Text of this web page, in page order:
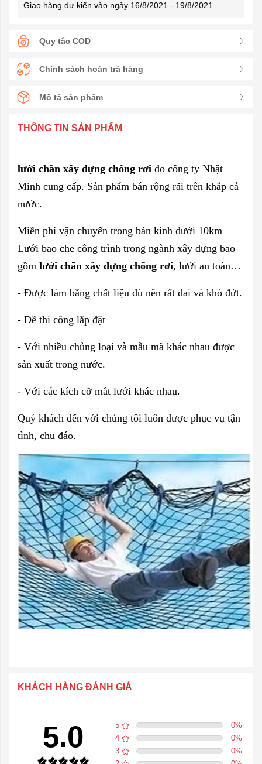
Giao hàng dự kiến vào ngày 16/8/2021 - 19/8/2021
Quy tắc COD
Chính sách hoàn trả hàng
Mô tả sản phẩm
THÔNG TIN SẢN PHẨM
lưới chắn xây dựng chống rơi do công ty Nhật
Minh cung cấp. Sản phẩm bán rộng rãi trên khắp cả
nước.
Miễn phí vận chuyển trong bán kính dưới 10km
Lưới bao che công trình trong ngành xây dựng bao
gồm lưới chắn xây dựng chống rơi, lưới an toàn…
- Được làm bằng chất liệu dù nên rất dai và khó đứt.
- Dễ thi công lắp đặt
- Với nhiều chủng loại và mẫu mã khác nhau được
sản xuất trong nước.
- Với các kích cỡ mắt lưới khác nhau.
Quý khách đến với chúng tôi luôn được phục vụ tận
tình, chu đáo.
KHÁCH HÀNG ĐÁNH GIÁ
5.0 5 0%
4
0%
3
0%